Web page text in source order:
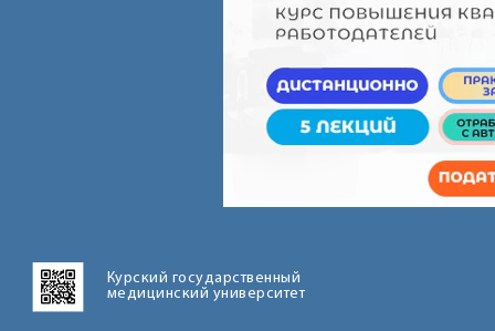
Курский государственный
медицинский университет